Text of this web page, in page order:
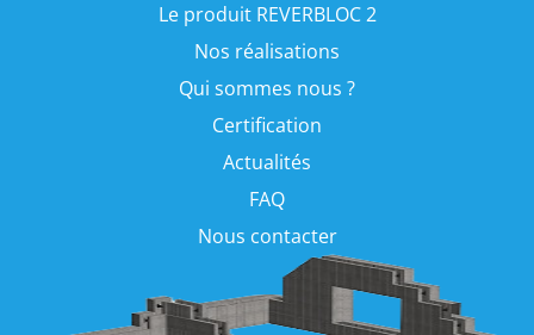
Le produit REVERBLOC 2
Nos réalisations
Qui sommes nous ?
Certification
Actualités
FAQ
Nous contacter